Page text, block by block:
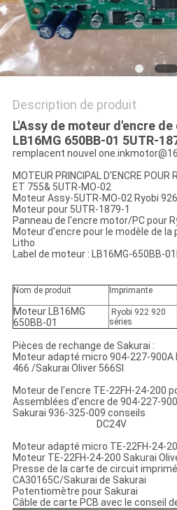
Description de produit
L'Assy de moteur d'encre
LB16MG 650BB-01 5UTR-
remplacent nouvel
MOTEUR PRINCIPAL D'ENCRE
ET 755& 5UTR-MO-02
Moteur Assy-5UTR-MO-02 Ryobi
Moteur pour 5UTR-1879-1
Panneau de l'encre motor/PC pour
Moteur d'encre pour le modèle de la
Litho
Label de moteur : LB16MG-650BB-
Nom de produit Imprimante
Moteur LB16MG
650BB-01
Ryobi 922 920
séries
Pièces de rechange de Sakurai :
Moteur adapté micro 904-227-900A
466 /Sakurai Oliver 566SI
Moteur de l'encre TE-22FH-24-200
Assemblées d'encre de 904-227-
Sakurai 936-
DC24V
Moteur adapté micro TE-22FH-24-
Moteur TE-22FH-24-200 Sakurai
Presse de la carte de circuit
CA30165C/Sakurai de Sakurai
Potentiomètre pour Sakurai
Câble de carte PCB avec le conseil